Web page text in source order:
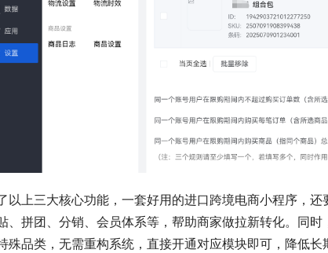
以上三大核心功能，一套好用的进口跨境电商小程序，
、拼团、分销、会员体系等，帮助商家做拉新转化。同
殊品类，无需重构系统，直接开通对应模块即可，降低长